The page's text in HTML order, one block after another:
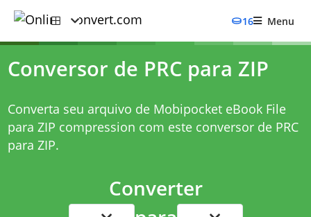
16 Menu
Conversor de PRC para ZIP
Converta seu arquivo de Mobipocket eBook File
para ZIP compression com este conversor de PRC
para ZIP.
Converter